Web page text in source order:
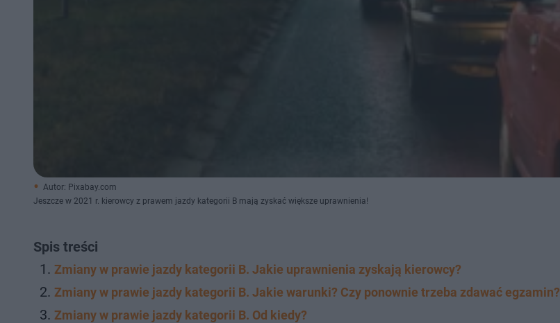
Autor: Pixabay.com
Jeszcze w 2021 r. kierowcy z prawem jazdy kategorii B mają zyskać większe uprawnienia!
Spis treści
Zmiany w prawie jazdy kategorii B. Jakie uprawnienia zyskają kierowcy?
Zmiany w prawie jazdy kategorii B. Jakie warunki? Czy ponownie trzeba zdawać egzamin?
Zmiany w prawie jazdy kategorii B. Od kiedy?